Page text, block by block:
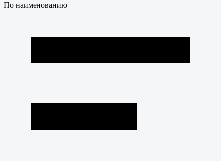
По наименованию